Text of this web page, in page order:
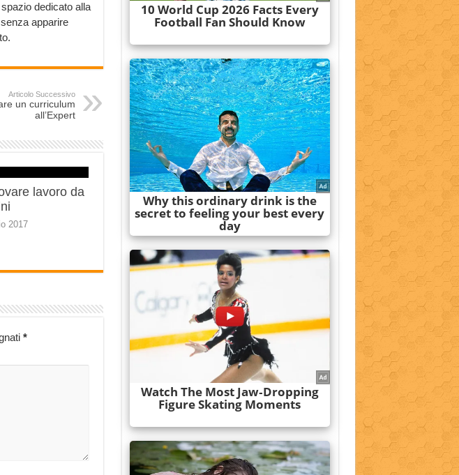
dedicato alla
apparire
Articolo Successivo
un curriculum
all’Expert
lavoro da
2017
*